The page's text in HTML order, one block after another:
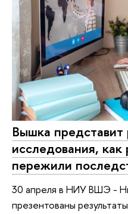
Вышка представит
исследования,
пережили
30 апреля в НИУ ВШЭ -
презентованы